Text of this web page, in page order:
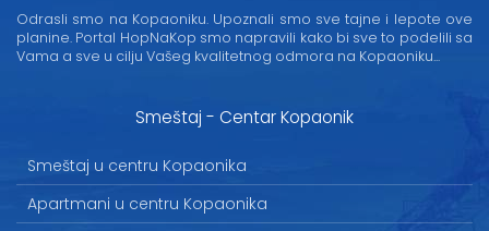
Odrasli smo na Kopaoniku. Upoznali smo sve tajne i lepote ove
planine. Portal HopNaKop smo napravili kako bi sve to podelili sa
Vama a sve u cilju Vašeg kvalitetnog odmora na Kopaoniku...
Smeštaj - Centar Kopaonik
Smeštaj u centru Kopaonika
Apartmani u centru Kopaonika